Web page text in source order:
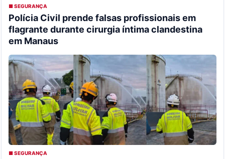
■ SEGURANÇA
Polícia Civil prende falsas profissionais em
flagrante durante cirurgia íntima clandestina
em Manaus
■ SEGURANÇA